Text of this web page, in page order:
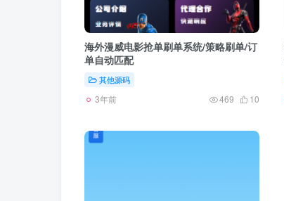
海外漫威电影抢单刷单系统/策略刷单/订
单自动匹配
其他源码
3年前 469 10